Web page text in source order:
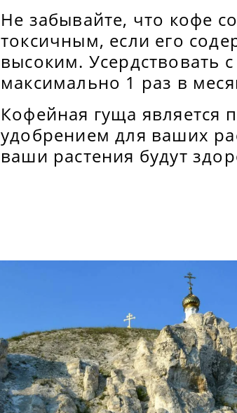
Не забывайте, что кофе
токсичным, если его
высоким. Усердствовать
максимально 1 раз в
Кофейная гуща
удобрением для ваших
ваши растения будут